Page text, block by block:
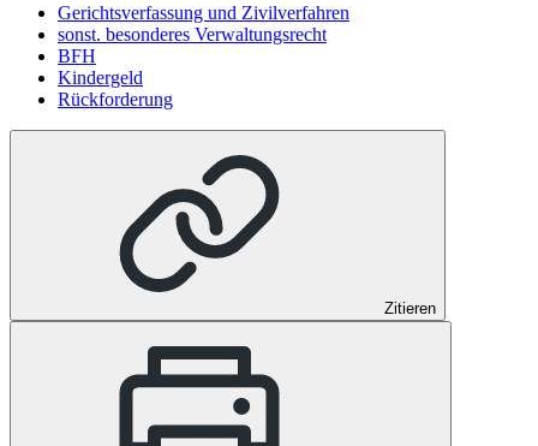
Gerichtsverfassung und Zivilverfahren
sonst. besonderes Verwaltungsrecht
BFH
Kindergeld
Rückforderung
Zitieren